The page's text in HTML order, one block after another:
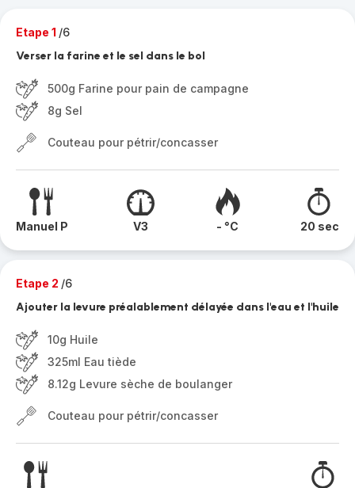
Etape 1 /6
Verser la farine et le sel dans le bol
500g Farine pour pain de campagne
8g Sel
Couteau pour pétrir/concasser
Manuel P V3 - °C 20 sec
Etape 2 /6
Ajouter la levure préalablement délayée dans l'eau et l'huile
10g Huile
325ml Eau tiède
8.12g Levure sèche de boulanger
Couteau pour pétrir/concasser